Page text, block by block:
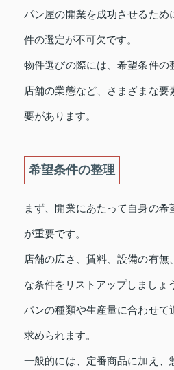
パン屋の開業を成功させるため
件の選定が不可欠です。
物件選びの際には、希望条件の
店舗の業態など、さまざまな
要があります。
希望条件の整理
まず、開業にあたって自身の希
が重要です。
店舗の広さ、賃料、設備の有無
な条件をリストアップしましょ
パンの種類や生産量に合わせて
求められます。
一般的には、定番商品に加え、